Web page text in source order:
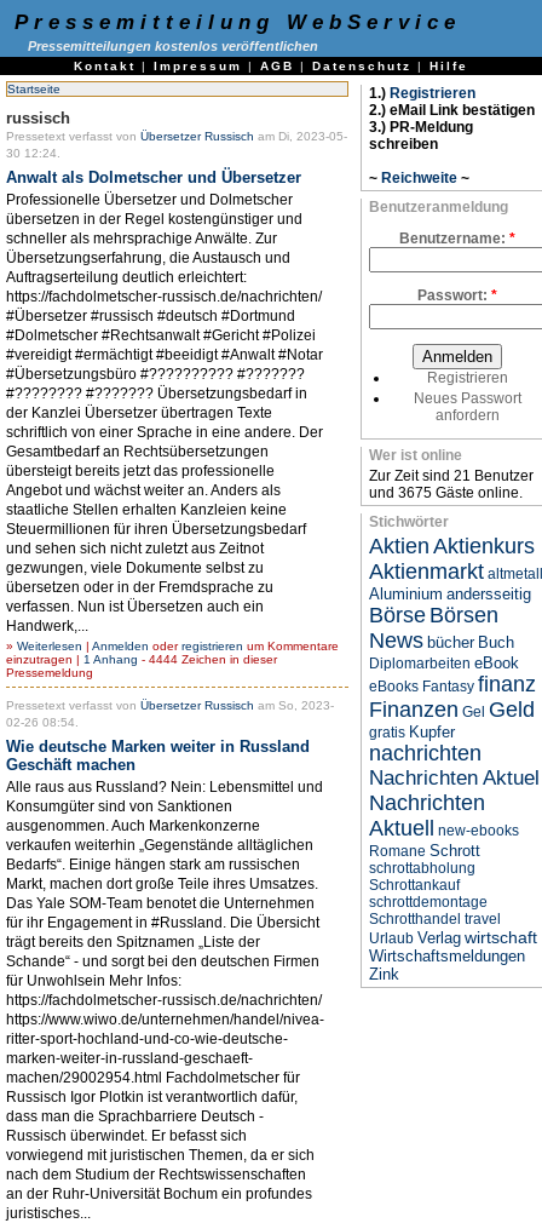
Pressemitteilung WebService
Pressemitteilungen kostenlos veröffentlichen
Kontakt | Impressum | AGB | Datenschutz | Hilfe
Startseite
russisch
Pressetext verfasst von Übersetzer Russisch am Di, 2023-05-
30 12:24.
Anwalt als Dolmetscher und Übersetzer
Professionelle Übersetzer und Dolmetscher
übersetzen in der Regel kostengünstiger und
schneller als mehrsprachige Anwälte. Zur
Übersetzungserfahrung, die Austausch und
Auftragserteilung deutlich erleichtert:
https://fachdolmetscher-russisch.de/nachrichten/
#Übersetzer #russisch #deutsch #Dortmund
#Dolmetscher #Rechtsanwalt #Gericht #Polizei
#vereidigt #ermächtigt #beeidigt #Anwalt #Notar
#Übersetzungsbüro #?????????? #???????
#???????? #??????? Übersetzungsbedarf in
der Kanzlei Übersetzer übertragen Texte
schriftlich von einer Sprache in eine andere. Der
Gesamtbedarf an Rechtsübersetzungen
übersteigt bereits jetzt das professionelle
Angebot und wächst weiter an. Anders als
staatliche Stellen erhalten Kanzleien keine
Steuermillionen für ihren Übersetzungsbedarf
und sehen sich nicht zuletzt aus Zeitnot
gezwungen, viele Dokumente selbst zu
übersetzen oder in der Fremdsprache zu
verfassen. Nun ist Übersetzen auch ein
Handwerk,...
» Weiterlesen | Anmelden oderregistrieren um Kommentare
einzutragen | 1 Anhang - 4444 Zeichen in dieser
Pressemeldung
Pressetext verfasst von Übersetzer Russisch am So, 2023-
02-26 08:54.
Wie deutsche Marken weiter in Russland
Geschäft machen
Alle raus aus Russland? Nein: Lebensmittel und
Konsumgüter sind von Sanktionen
ausgenommen. Auch Markenkonzerne
verkaufen weiterhin „Gegenstände alltäglichen
Bedarfs“. Einige hängen stark am russischen
Markt, machen dort große Teile ihres Umsatzes.
Das Yale SOM-Team benotet die Unternehmen
für ihr Engagement in #Russland. Die Übersicht
trägt bereits den Spitznamen „Liste der
Schande“ - und sorgt bei den deutschen Firmen
für Unwohlsein Mehr Infos:
https://fachdolmetscher-russisch.de/nachrichten/
https://www.wiwo.de/unternehmen/handel/nivea-
ritter-sport-hochland-und-co-wie-deutsche-
marken-weiter-in-russland-geschaeft-
machen/29002954.html Fachdolmetscher für
Russisch Igor Plotkin ist verantwortlich dafür,
dass man die Sprachbarriere Deutsch -
Russisch überwindet. Er befasst sich
vorwiegend mit juristischen Themen, da er sich
nach dem Studium der Rechtswissenschaften
an der Ruhr-Universität Bochum ein profundes
juristisches...
1.) Registrieren
2.) eMail Link bestätigen
3.) PR-Meldung
schreiben
~ Reichweite ~
Benutzeranmeldung
Benutzername: *
Passwort: *
Registrieren
Neues Passwort
anfordern
Wer ist online
Zur Zeit sind 21 Benutzer
und 3675 Gäste online.
Stichwörter
Aktien Aktienkurs
Aktienmarkt altmetall
Aluminium andersseitig
Börse Börsen
News bücher Buch
Diplomarbeiten eBook
eBooks Fantasy finanz
Finanzen Gel Geld
gratis Kupfer
nachrichten
Nachrichten Aktuel
Nachrichten
Aktuell
new-ebooks
Romane Schrott
schrottabholung
Schrottankauf
schrottdemontage
Schrotthandel travel
Urlaub Verlag wirtschaft
Wirtschaftsmeldungen
Zink